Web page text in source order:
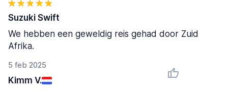
5 feb 2025
Kimm V.
Suzuki Swift
We hebben een geweldig reis gehad door Zuid
Afrika.